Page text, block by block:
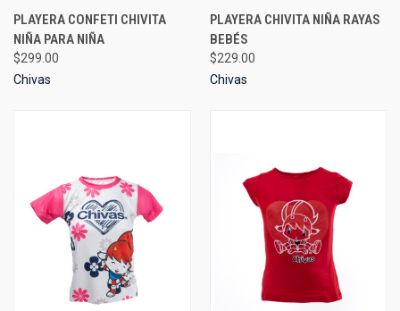
PLAYERA CONFETI CHIVITA
NIÑA PARA NIÑA
$299.00
Chivas
PLAYERA CHIVITA NIÑA RAYAS
BEBÉS
$229.00
Chivas